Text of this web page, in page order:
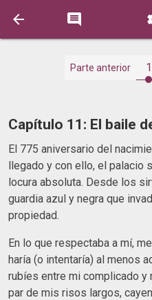
 
Parte anterior 1
Capítulo 11: El baile
El 775 aniversario del
llegado y con ello, el palacio
locura absoluta. Desde los
guardia azul y negra que
propiedad.
En lo que respectaba a mí,
haría (o intentaría) al menos
rubíes entre mi complicado y
par de mis risos largos,